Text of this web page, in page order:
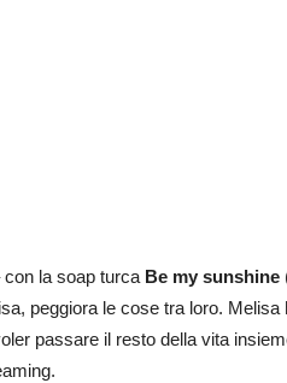
con la soap turca Be my sunshine
peggiora le cose tra loro.
passare il resto della vita